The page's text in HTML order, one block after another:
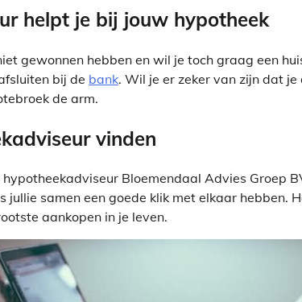
helpt je bij jouw hypotheek
gewonnen hebben en wil je toch graag een
bij de bank. Wil je er zeker van zijn dat
de arm.
vinden
Bloemendaal Advies Groep
jullie samen een goede klik met elkaar hebben.
aankopen in je leven.